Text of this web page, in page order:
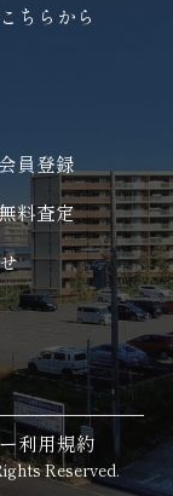
ちらから
員登録
料査定
利用規約
Reserved.